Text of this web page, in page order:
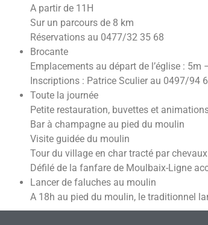
A partir de 11H
Sur un parcours de 8 km
Réservations au 0477/32 35 68
Brocante
Emplacements au départ de l’église : 5m
Inscriptions : Patrice Sculier au 0497/94
Toute la journée
Petite restauration, buvettes et
Bar à champagne au pied du moulin
Visite guidée du moulin
Tour du village en char tracté par chevaux
Défilé de la fanfare de Moulbaix-Ligne
Lancer de faluches au moulin
A 18h au pied du moulin, le traditionnel